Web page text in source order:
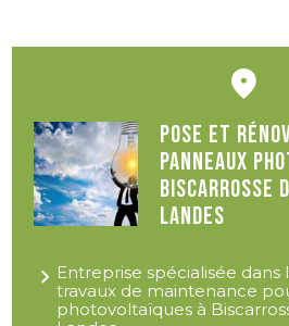
Pose et
panneaux
Biscarrosse
Landes
Entreprise spécialisée dans
travaux de maintenance
photovoltaïques à